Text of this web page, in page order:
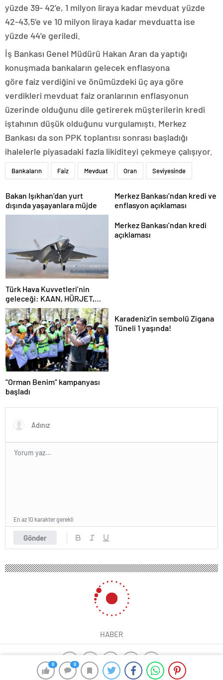
0 0
yüzde 39- 42’e, 1 milyon liraya kadar mevduat yüzde
42-43,5’e ve 10 milyon liraya kadar mevduatta ise
yüzde 44’e geriledi.
İş Bankası Genel Müdürü Hakan Aran da yaptığı
konuşmada bankaların gelecek enflasyona
göre faiz verdiğini ve önümüzdeki üç aya göre
verdikleri mevduat faiz oranlarının enflasyonun
üzerinde olduğunu dile getirerek müşterilerin kredi
iştahının düşük olduğunu vurgulamıştı. Merkez
Bankası da son PPK toplantısı sonrası başladığı
ihalelerle piyasadaki fazla likiditeyi çekmeye çalışıyor.
Bankaların Faiz Mevduat Oran Seviyesinde
Bakan Işıkhan’dan yurt
dışında yaşayanlara müjde
Merkez Bankası’ndan kredi ve
enflasyon açıklaması
Türk Hava Kuvvetleri’nin
geleceği: KAAN, HÜRJET,
GÖKBEY ve HÜRKÜŞ
Merkez Bankası’ndan kredi
açıklaması
“Orman Benim” kampanyası
başladı
Karadeniz’in sembolü Zigana
Tüneli 1 yaşında!
Gönder
En az 10 karakter gerekli
HABER